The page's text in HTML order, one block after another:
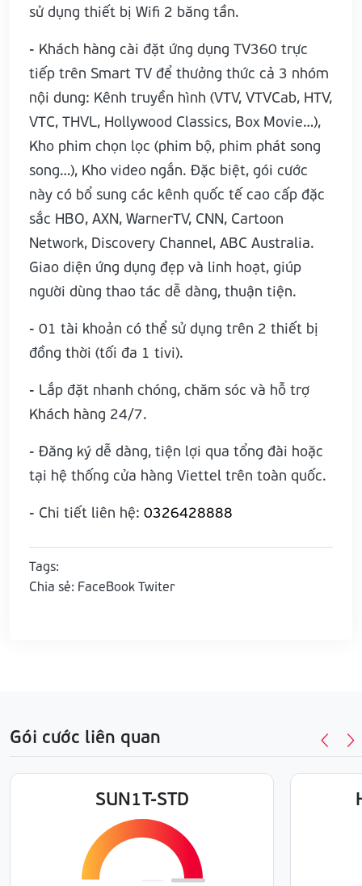
sử dụng thiết bị Wifi 2 băng tần.
- Khách hàng cài đặt ứng dụng TV360 trực
tiếp trên Smart TV để thưởng thức cả 3 nhóm
nội dung: Kênh truyền hình (VTV, VTVCab, HTV,
VTC, THVL, Hollywood Classics, Box Movie…),
Kho phim chọn lọc (phim bộ, phim phát song
song…), Kho video ngắn. Đặc biệt, gói cước
này có bổ sung các kênh quốc tế cao cấp đặc
sắc HBO, AXN, WarnerTV, CNN, Cartoon
Network, Discovery Channel, ABC Australia.
Giao diện ứng dụng đẹp và linh hoạt, giúp
người dùng thao tác dễ dàng, thuận tiện.
- 01 tài khoản có thể sử dụng trên 2 thiết bị
đồng thời (tối đa 1 tivi).
- Lắp đặt nhanh chóng, chăm sóc và hỗ trợ
Khách hàng 24/7.
- Đăng ký dễ dàng, tiện lợi qua tổng đài hoặc
tại hệ thống cửa hàng Viettel trên toàn quốc.
- Chi tiết liên hệ: 0326428888
Tags:
Chia sẻ: FaceBookTwiter
Gói cước liên quan
SUN1T-STD